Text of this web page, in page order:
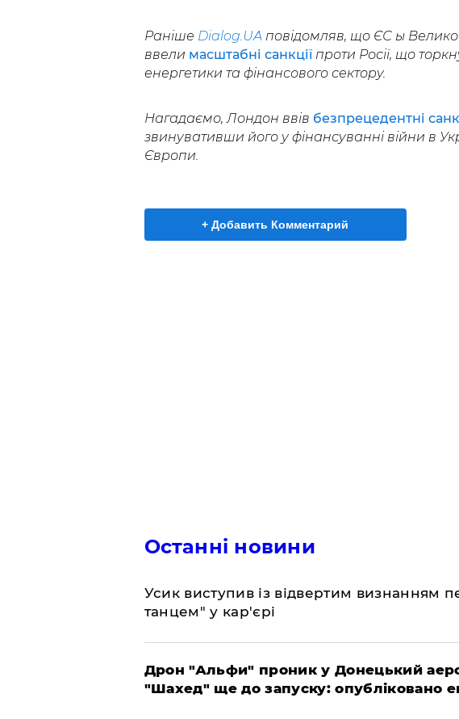
Раніше Dialog.UAповідомляв, що ЄС ы
ввели масштабні санкції проти Росії, що
енергетики та фінансового сектору.
Нагадаємо, Лондон ввів безпрецедентні
звинувативши його у фінансуванні війни в
Європи.
+ Добавить Комментарий
Останні новини
​Усик виступив із відвертим визнанням
танцем" у кар'єрі
​Дрон "Альфи" проник у Донецький
"Шахед" ще до запуску: опубліковано